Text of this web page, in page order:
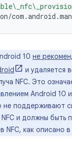
10 не
и удаляется
NFC. Это
Android 10
не поддерживают
и должны быть
NFC, как описано